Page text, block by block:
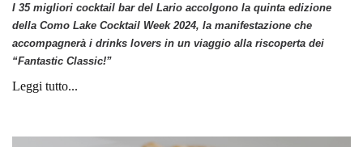
I 35 migliori cocktail bar del Lario accolgono la quinta edizione
della Como Lake Cocktail Week 2024, la manifestazione che
accompagnerà i drinks lovers in un viaggio alla riscoperta dei
“Fantastic Classic!”
Leggi tutto...